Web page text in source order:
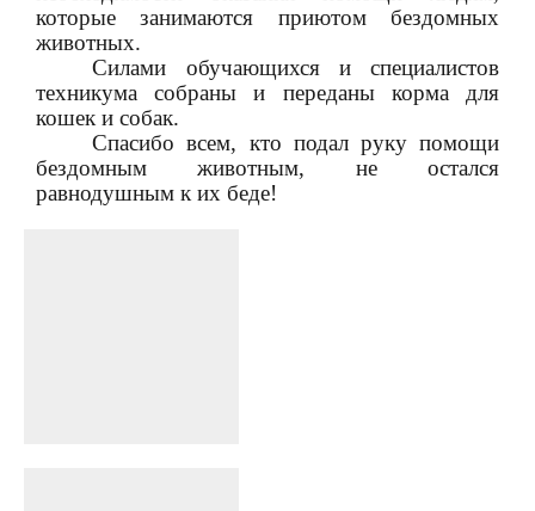
которые занимаются приютом бездомных
животных.
Силами обучающихся и специалистов
техникума собраны и переданы корма для
кошек и собак.
Спасибо всем, кто подал руку помощи
бездомным животным, не остался
равнодушным к их беде!